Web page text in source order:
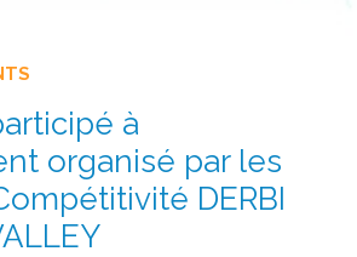
à
organisé par les
DERBI